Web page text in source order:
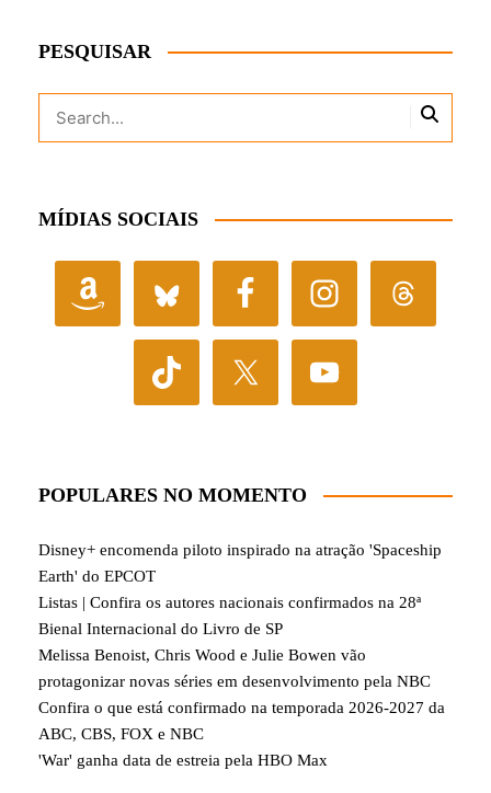
PESQUISAR
MÍDIAS SOCIAIS
POPULARES NO MOMENTO
Disney+ encomenda piloto inspirado na atração 'Spaceship
Earth' do EPCOT
Listas | Confira os autores nacionais confirmados na 28ª
Bienal Internacional do Livro de SP
Melissa Benoist, Chris Wood e Julie Bowen vão
protagonizar novas séries em desenvolvimento pela NBC
Confira o que está confirmado na temporada 2026-2027 da
ABC, CBS, FOX e NBC
'War' ganha data de estreia pela HBO Max